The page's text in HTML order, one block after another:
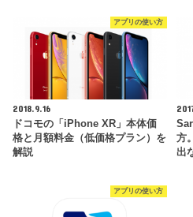
アプリの使い方
2018.9.16
ドコモの「iPhone XR」本体価
格と月額料金（低価格プラン）を
解説
方
出
アプリの使い方